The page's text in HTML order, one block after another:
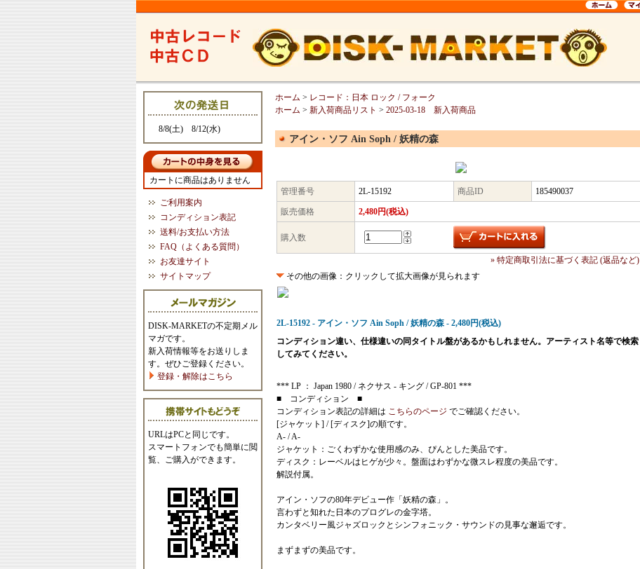
8/8(土) 8/12(水)
カートに商品はありません
ご利用案内
コンディション表記
送料/お支払い方法
FAQ（よくある質問）
お友達サイト
サイトマップ
DISK-MARKETの不定期メル
マガです。
新入荷情報等をお送りしま
す。ぜひご登録ください。
登録・解除はこちら
URLはPCと同じです。
スマートフォンでも簡単に閲
覧、ご購入ができます。
ホーム > レコード：日本 ロック / フォーク
ホーム > 新入荷商品リスト > 2025-03-18 新入荷商品
アイン・ソフ Ain Soph / 妖精の森
管理番号 2L-15192 商品ID 185490037
販売価格 2,480円(税込)
購入数
» 特定商取引法に基づく表記 (返品など)
その他の画像：クリックして拡大画像が見られます
2L-15192 - アイン・ソフ Ain Soph / 妖精の森 - 2,480円(税込)
コンディション違い、仕様違いの同タイトル盤があるかもしれません。アーティスト名等で検索
してみてください。
*** LP ： Japan 1980 / ネクサス - キング / GP-801 ***
■ コンディション ■
コンディション表記の詳細は こちらのページ でご確認ください。
[ジャケット] / [ディスク]の順です。
A- / A-
ジャケット：ごくわずかな使用感のみ、ぴんとした美品です。
ディスク：レーベルはヒゲが少々。盤面はわずかな微スレ程度の美品です。
解説付属。
アイン・ソフの80年デビュー作「妖精の森」。
言わずと知れた日本のプログレの金字塔。
カンタベリー風ジャズロックとシンフォニック・サウンドの見事な邂逅です。
まずまずの美品です。